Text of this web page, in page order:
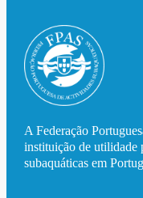
A Federação
instituição de utilidade
subaquáticas em